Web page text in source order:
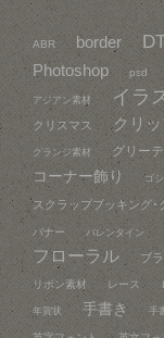
ABR border
Photoshop psd
アジアン素材 イラ
クリスマス クリ
グランジ素材 グリー
コーナー飾り ゴ
スクラップブッキング･
バナー バレンタイン
フローラル
ブ
リボン素材 レース
年賀状 手書き 手